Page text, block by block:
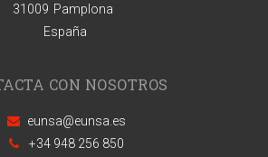
31009 Pamplona
España
CON NOSOTROS
eunsa@eunsa.es
+34 948 256 850